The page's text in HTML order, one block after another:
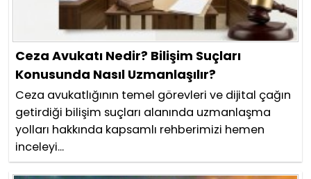
Ceza Avukatı Nedir? Bilişim Suçları
Konusunda Nasıl Uzmanlaşılır?
Ceza avukatlığının temel görevleri ve dijital çağın
getirdiği bilişim suçları alanında uzmanlaşma
yolları hakkında kapsamlı rehberimizi hemen
inceleyi...